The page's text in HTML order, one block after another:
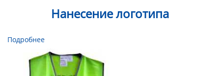
Нанесение логотипа
Подробнее